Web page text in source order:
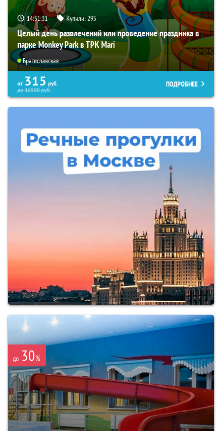
14:51:30 Купили:295
Целый день развлечений или проведение праздника в
парке Monkey Park в ТРК Mari
Братиславская
от 315 руб.
до16500руб.
ПОДРОБНЕЕ
до 30%